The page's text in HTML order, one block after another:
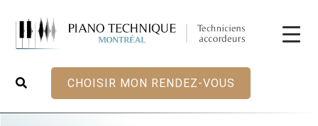
CHOISIR MON RENDEZ-VOUS